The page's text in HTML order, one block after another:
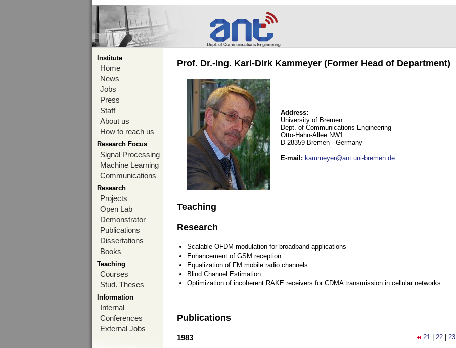
Institute
Home
News
Jobs
Press
Staff
About us
How to reach us
Research Focus
Signal Processing
Machine Learning
Communications
Research
Projects
Open Lab
Demonstrator
Publications
Dissertations
Books
Teaching
Courses
Stud. Theses
Information
Internal
Conferences
External Jobs
Prof. Dr.-Ing. Karl-Dirk Kammeyer (Former Head of Department)
Address:
University of Bremen
Dept. of Communications Engineering
Otto-Hahn-Allee NW1
D-28359 Bremen - Germany
E-mail : kammeyer@ant.uni-bremen.de
Teaching
Research
Scalable OFDM modulation for broadband applications
Enhancement of GSM reception
Equalization of FM mobile radio channels
Blind Channel Estimation
Optimization of incoherent RAKE receivers for CDMA transmission in cellular networks
Publications
21 22 23
1983